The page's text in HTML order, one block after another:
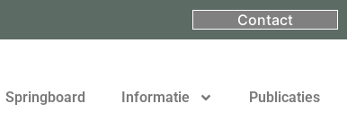
Contact
Springboard Informatie Publicaties